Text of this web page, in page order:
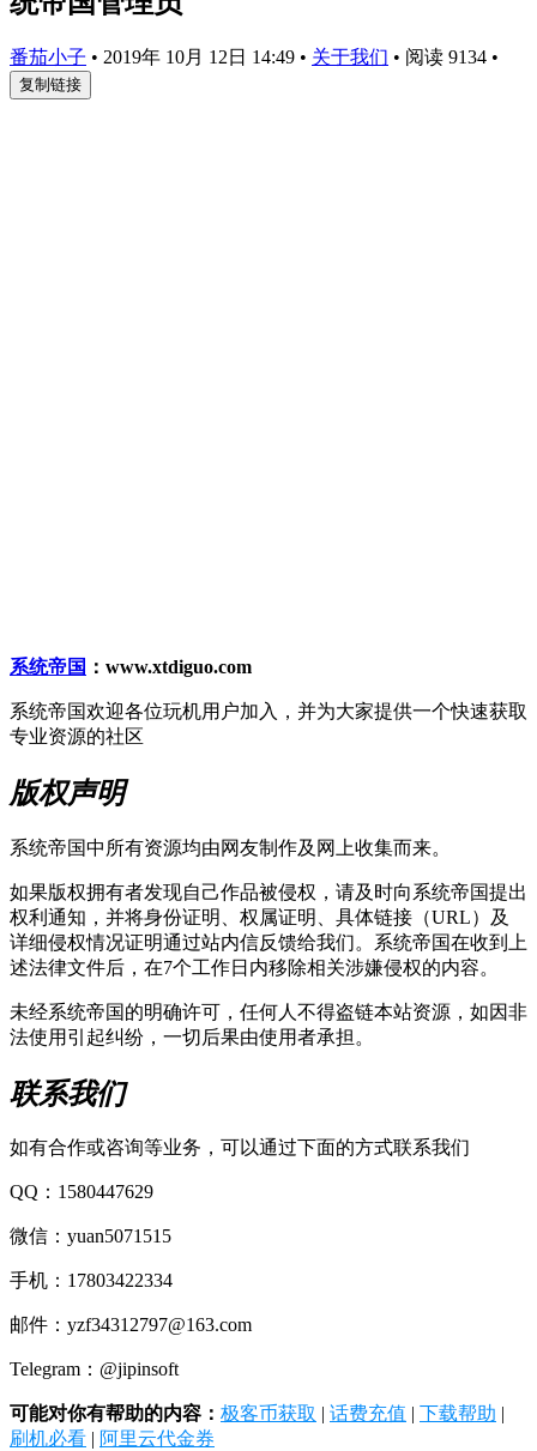
番茄小子 • 2019年 10月 12日 14:49 • 关于我们 • 阅读 9134 •
复制链接
系统帝国 ：www.xtdiguo.com
系统帝国欢迎各位玩机用户加入，并为大家提供一个快速获取
专业资源的社区
版权声明
系统帝国中所有资源均由网友制作及网上收集而来。
如果版权拥有者发现自己作品被侵权，请及时向系统帝国提出
权利通知，并将身份证明、权属证明、具体链接（URL）及
详细侵权情况证明通过站内信反馈给我们。系统帝国在收到上
述法律文件后，在7个工作日内移除相关涉嫌侵权的内容。
未经系统帝国的明确许可，任何人不得盗链本站资源，如因非
法使用引起纠纷，一切后果由使用者承担。
联系我们
如有合作或咨询等业务，可以通过下面的方式联系我们
QQ：1580447629
微信：yuan5071515
手机：17803422334
邮件：yzf34312797@163.com
Telegram：@jipinsoft
可能对你有帮助的内容： 极客币获取 | 话费充值 | 下载帮助 |
刷机必看 | 阿里云代金券